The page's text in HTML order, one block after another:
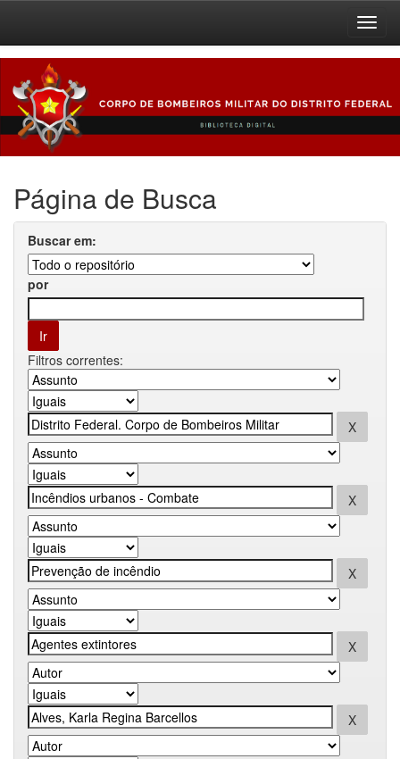
navigation
Página de Busca
Buscar em:
por
Filtros correntes: